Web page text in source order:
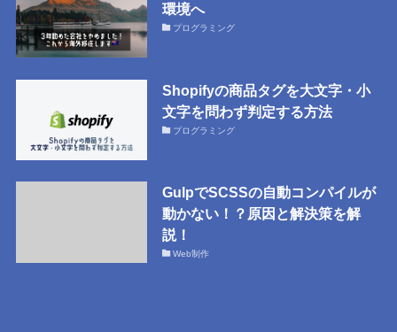
環境へ
プログラミング
Shopifyの商品タグを大文字・小
文字を問わず判定する方法
プログラミング
GulpでSCSSの自動コンパイルが
動かない！？原因と解決策を解
説！
Web制作